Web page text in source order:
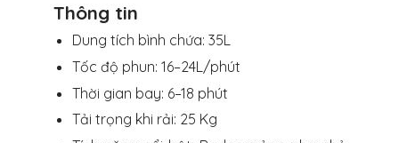
Thông tin
Dung tích bình chứa: 35L
Tốc độ phun: 16–24L/phút
Thời gian bay: 6–18 phút
Tải trọng khi rải: 25 Kg